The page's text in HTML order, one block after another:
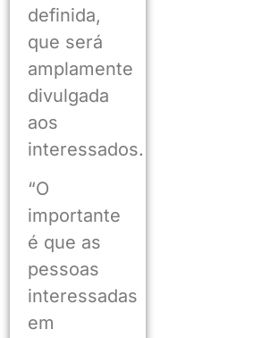
definida,
que será
amplamente
divulgada
aos
interessados.
“O
importante
é que as
pessoas
interessadas
em